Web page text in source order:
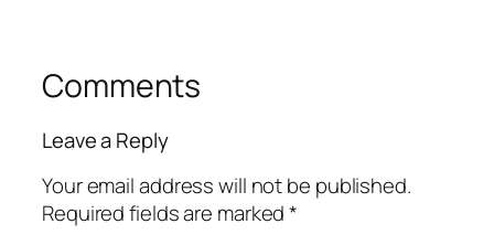
Comments
Leave a Reply
Your email address will not be published.
Required fields are marked*